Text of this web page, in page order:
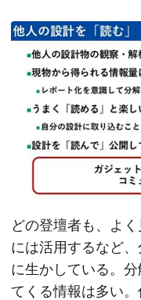
どの登壇者も、よ
には活用するなど
に生かしている。
てくる情報は多い